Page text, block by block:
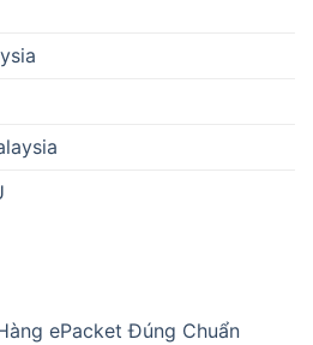
ePacket Đúng Chuẩn